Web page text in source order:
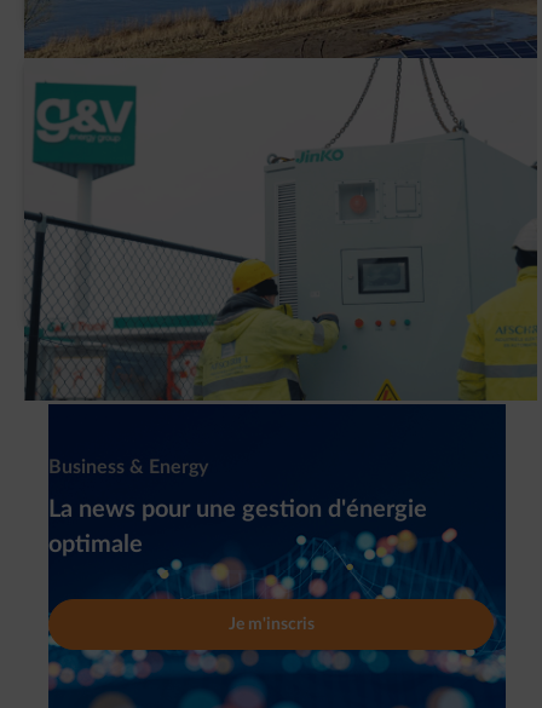
Pourquoi G&V a-t-elle installé un système
de batteries intelligent (BESS) ?
Newsletter
Business & Energy
La news pour une gestion d'énergie
optimale
Je m'inscris